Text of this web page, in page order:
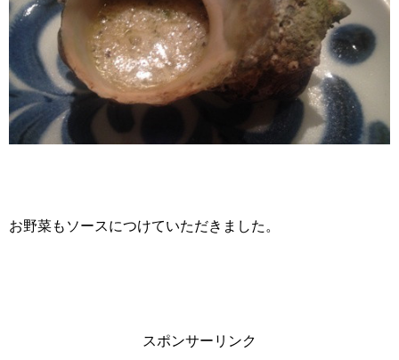
お野菜もソースにつけていただきました。
スポンサーリンク